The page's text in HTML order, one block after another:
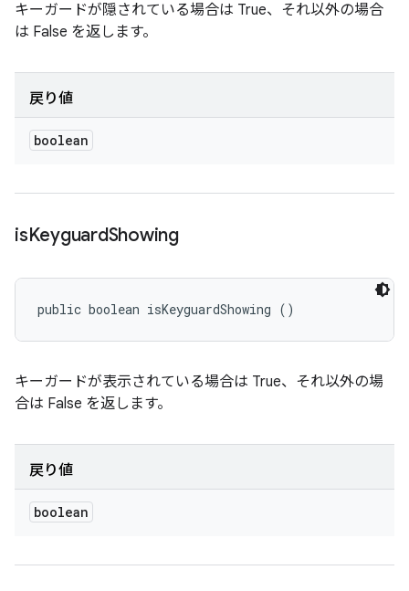
キーガードが隠されている場合は True、それ以外の場合
は False を返します。
戻り値
boolean
isKeyguardShowing
public boolean isKeyguardShowing ()
キーガードが表示されている場合は True、それ以外の場
合は False を返します。
戻り値
boolean